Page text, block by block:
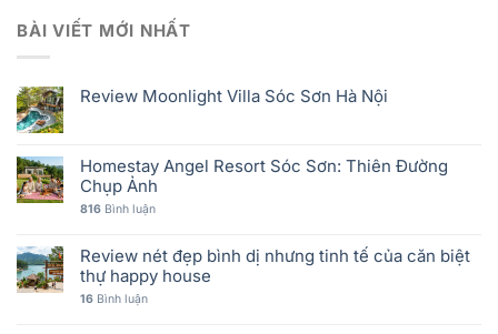
BÀI VIẾT MỚI NHẤT
Review Moonlight Villa Sóc Sơn Hà Nội
Homestay Angel Resort Sóc Sơn: Thiên Đường
Chụp Ảnh
816 Bình luận
Review nét đẹp bình dị nhưng tinh tế của căn biệt
thự happy house
16 Bình luận